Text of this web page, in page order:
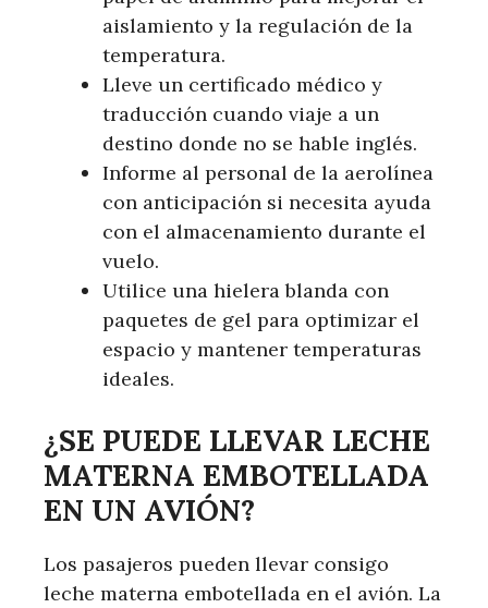
aislamiento y la regulación de la
temperatura.
Lleve un certificado médico y
traducción cuando viaje a un
destino donde no se hable inglés.
Informe al personal de la aerolínea
con anticipación si necesita ayuda
con el almacenamiento durante el
vuelo.
Utilice una hielera blanda con
paquetes de gel para optimizar el
espacio y mantener temperaturas
ideales.
¿SE PUEDE LLEVAR LECHE
MATERNA EMBOTELLADA
EN UN AVIÓN?
Los pasajeros pueden llevar consigo
leche materna embotellada en el avión. La